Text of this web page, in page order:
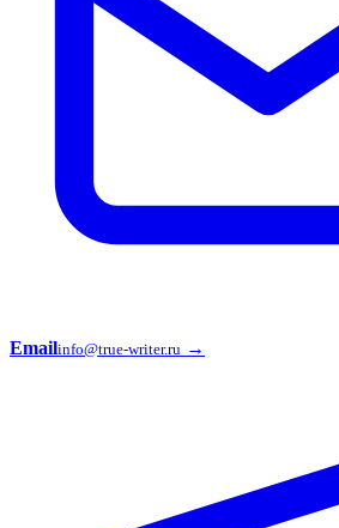
Emailinfo@true-writer.ru →